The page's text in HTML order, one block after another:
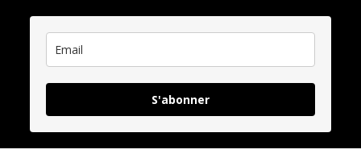
S'abonner